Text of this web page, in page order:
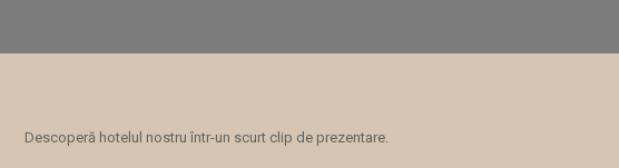
Descoperă hotelul nostru într-un scurt clip de prezentare.